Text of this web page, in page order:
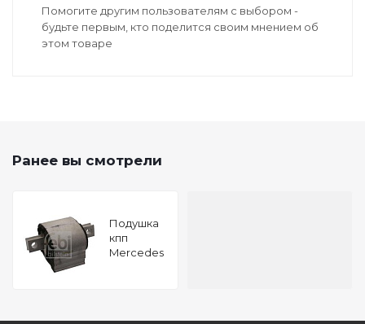
Помогите другим пользователям с выбором -
будьте первым, кто поделится своим мнением об
этом товаре
Ранее вы смотрели
Подушкa
кпп
Mercedes